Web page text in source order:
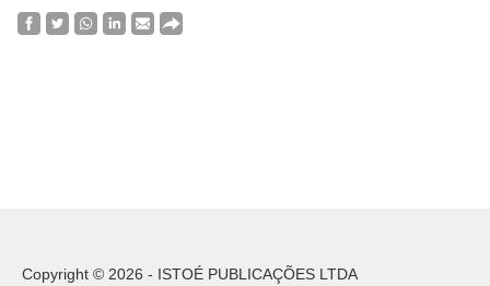
Copyright © 2026 - ISTOÉ PUBLICAÇÕES LTDA